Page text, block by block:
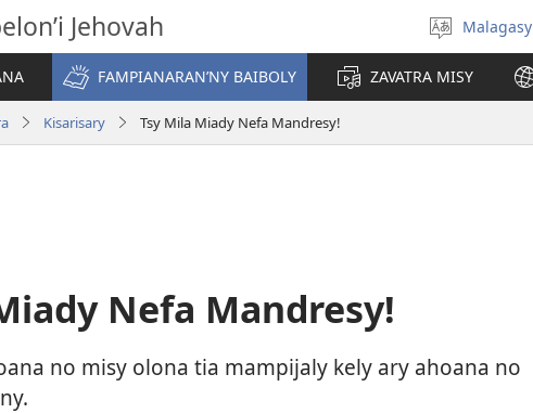
Jehovah
Hifidy
fiteny
Malagasy
FAMPIANARAN’NY BAIBOLY ZAVATRA MISY
Kisarisary Tsy Mila Miady Nefa Mandresy!
Nefa Mandresy!
no misy olona tia mampijaly kely ary ahoana no